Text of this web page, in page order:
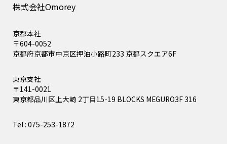
株式会社Omorey
京都本社
〒604-0052
京都府京都市中京区押油小路町233 京都スクエア6F
東京支社
〒141-0021
東京都品川区上大崎 2丁目15-19 BLOCKS MEGURO3F 316
Tel : 075-253-1872